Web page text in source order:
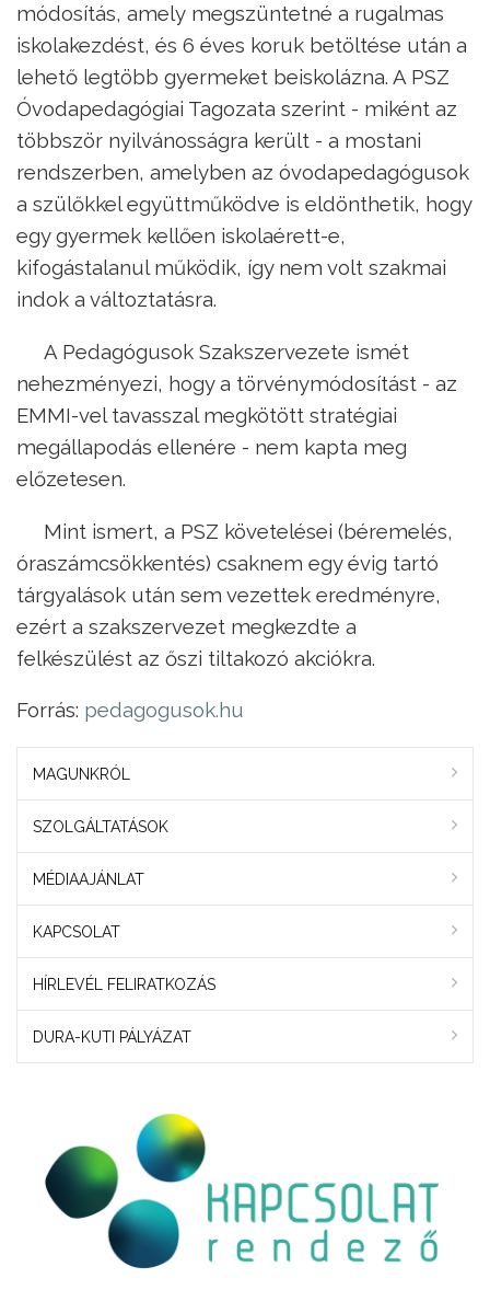
módosítás, amely megszüntetné a rugalmas
iskolakezdést, és 6 éves koruk betöltése után a
lehető legtöbb gyermeket beiskolázna. A PSZ
Óvodapedagógiai Tagozata szerint - miként az
többször nyilvánosságra került - a mostani
rendszerben, amelyben az óvodapedagógusok
a szülőkkel együttműködve is eldönthetik, hogy
egy gyermek kellően iskolaérett-e,
kifogástalanul működik, így nem volt szakmai
indok a változtatásra.
A Pedagógusok Szakszervezete ismét
nehezményezi, hogy a törvénymódosítást - az
EMMI-vel tavasszal megkötött stratégiai
megállapodás ellenére - nem kapta meg
előzetesen.
Mint ismert, a PSZ követelései (béremelés,
óraszámcsökkentés) csaknem egy évig tartó
tárgyalások után sem vezettek eredményre,
ezért a szakszervezet megkezdte a
felkészülést az őszi tiltakozó akciókra.
Forrás: pedagogusok.hu
MAGUNKRÓL
SZOLGÁLTATÁSOK
MÉDIAAJÁNLAT
KAPCSOLAT
HÍRLEVÉL FELIRATKOZÁS
DURA-KUTI PÁLYÁZAT